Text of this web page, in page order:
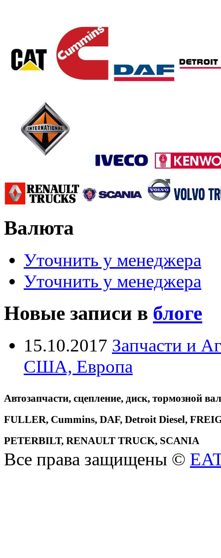
Валюта
Уточнить у менеджера
Уточнить у менеджера
Новые записи в блоге
15.10.2017 Запчасти и
США, Европа
Автозапчасти, сцепление, диск, тормозной
FULLER, Cummins, DAF, Detroit Diesel,
PETERBILT, RENAULT TRUCK, SCANIA
Все права защищены ©